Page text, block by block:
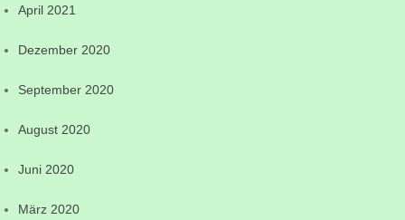
April 2021
Dezember 2020
September 2020
August 2020
Juni 2020
März 2020